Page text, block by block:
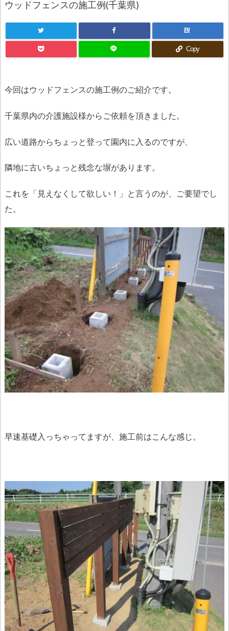
ウッドフェンスの施工例(千葉県)
B!
Copy
今回はウッドフェンスの施工例のご紹介です。
千葉県内の介護施設様からご依頼を頂きました。
広い道路からちょっと登って園内に入るのですが、
隣地に古いちょっと残念な塀があります。
これを「見えなくして欲しい！」と言うのが、ご要望でし
た。
早速基礎入っちゃってますが、施工前はこんな感じ。